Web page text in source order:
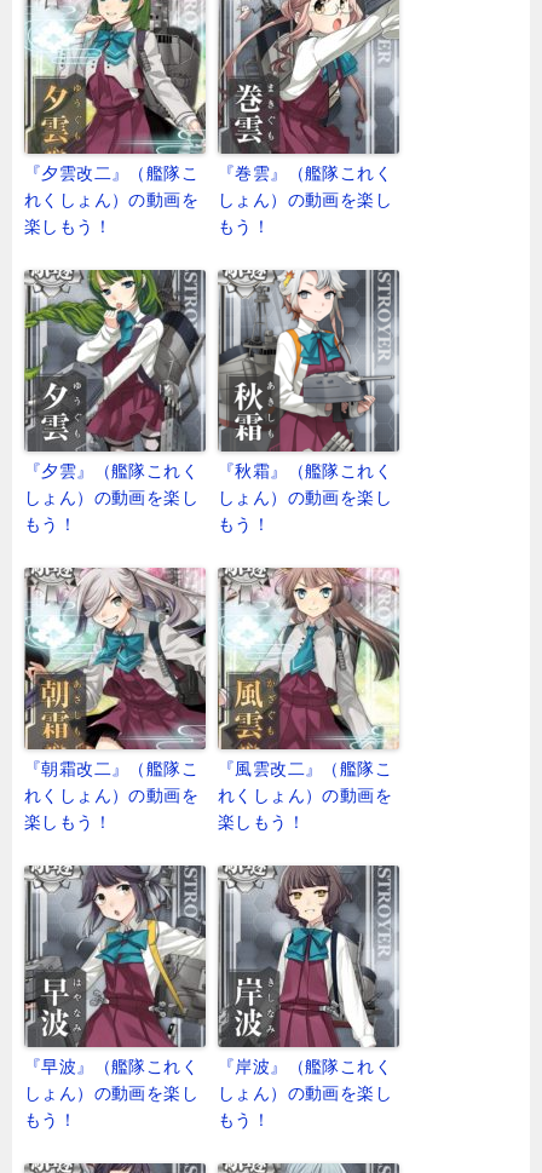
『夕雲改二』（艦隊こ
れくしょん）の動画を
楽しもう！
『巻雲』（艦隊これく
しょん）の動画を楽し
もう！
『夕雲』（艦隊これく
しょん）の動画を楽し
もう！
『秋霜』（艦隊これく
しょん）の動画を楽し
もう！
『朝霜改二』（艦隊こ
れくしょん）の動画を
楽しもう！
『風雲改二』（艦隊こ
れくしょん）の動画を
楽しもう！
『早波』（艦隊これく
しょん）の動画を楽し
もう！
『岸波』（艦隊これく
しょん）の動画を楽し
もう！